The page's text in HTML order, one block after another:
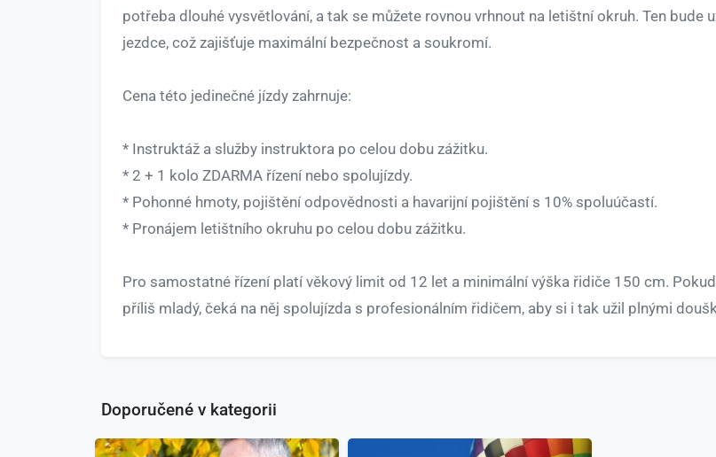
potřeba dlouhé vysvětlování, a tak se můžete rovnou vrhnout na letištní okruh. Ten bude
jezdce, což zajišťuje maximální bezpečnost a soukromí.
Cena této jedinečné jízdy zahrnuje:
* Instruktáž a služby instruktora po celou dobu zážitku.
* 2 + 1 kolo ZDARMA řízení nebo spolujízdy.
* Pohonné hmoty, pojištění odpovědnosti a havarijní pojištění s 10% spoluúčastí.
* Pronájem letištního okruhu po celou dobu zážitku.
Pro samostatné řízení platí věkový limit od 12 let a minimální výška řidiče 150 cm.
příliš mladý, čeká na něj spolujízda s profesionálním řidičem, aby si i tak užil plnými
Doporučené v kategorii